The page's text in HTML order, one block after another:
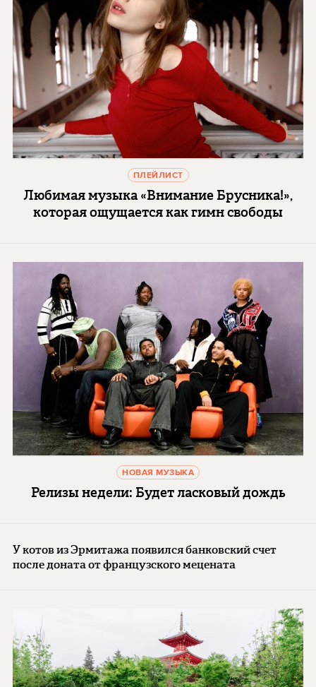
ПЛЕЙЛИСТ
Любимая музыка «Внимание Брусника!»,
которая ощущается как гимн свободы
НОВАЯ МУЗЫКА
Релизы недели: Будет ласковый дождь
У котов из Эрмитажа появился банковский счет
после доната от французского мецената